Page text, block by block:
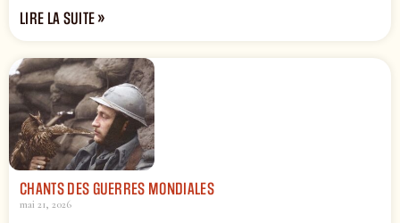
LIRE LA SUITE »
CHANTS DES GUERRES MONDIALES
mai 21, 2026